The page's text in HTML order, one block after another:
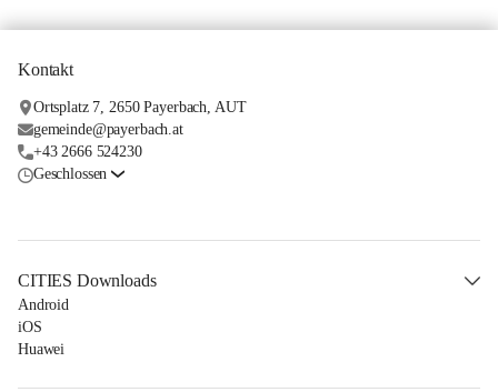
Kontakt
Ortsplatz 7, 2650 Payerbach, AUT
gemeinde@payerbach.at
+43 2666 524230
Geschlossen
CITIES Downloads
Android
iOS
Huawei